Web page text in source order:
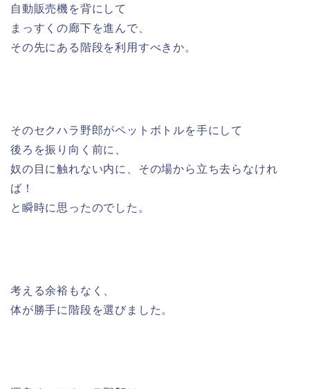
自動販売機を背にして
まっすくの廊下を進んで、
その先にある階段を利用すべきか。
そのセクハラ野郎がペットボトルを手にして
後ろを振り向く前に、
奴の目に触れない内に、その場から立ち去らなけれ
ば！
と瞬時に思ったのでした。
考える余裕もなく、
体が勝手に階段を選びました。